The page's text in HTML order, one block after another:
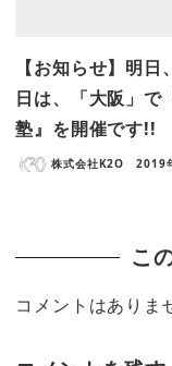
【お知らせ】明日
日は、「大阪」で
塾』を開催です!!
株式会社K2O 2019
こ
コメントはありま